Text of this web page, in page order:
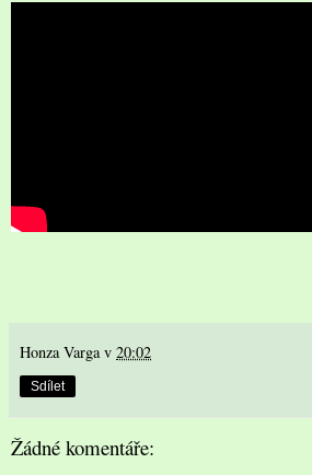
Honza Varga v 20:02
Sdílet
Žádné komentáře: